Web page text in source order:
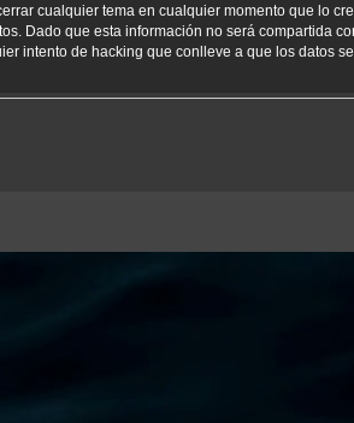
cualquier tema en cualquier momento que lo
Dado que esta información no será compartida
intento de hacking que conlleve a que los datos